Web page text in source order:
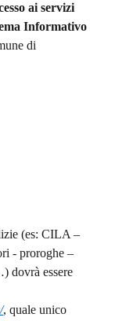
ai servizi
Informativo
di
(es: CILA –
- proroghe –
dovrà essere
, quale unico